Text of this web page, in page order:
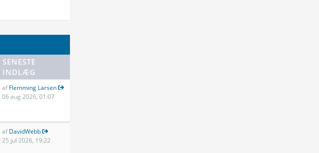
SENESTE
INDLÆG
afFlemming Larsen
06 aug 2026, 01:07
afDavidWebb
25 jul 2026, 19:22